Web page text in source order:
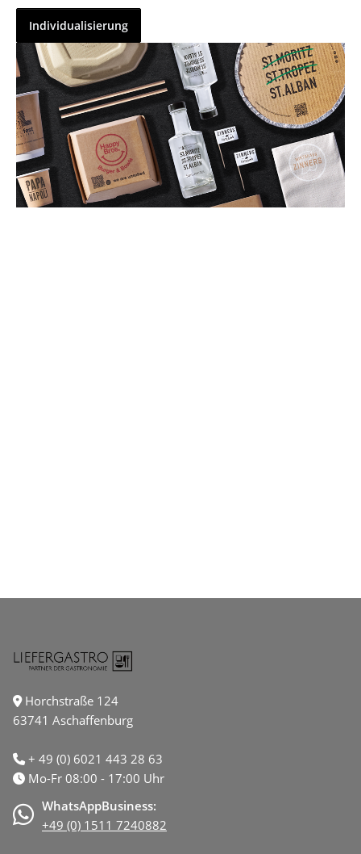
Individualisierung
Horchstraße 124
63741 Aschaffenburg
+ 49 (0) 6021 443 28 63
Mo-Fr 08:00 - 17:00 Uhr
WhatsAppBusiness:
+49 (0) 1511 7240882